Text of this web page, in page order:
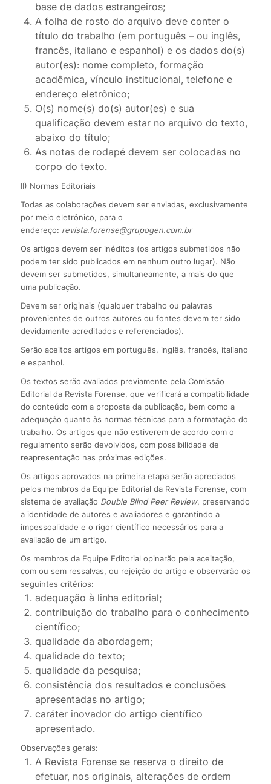
base de dados estrangeiros;
A folha de rosto do arquivo deve conter o
título do trabalho (em português – ou inglês,
francês, italiano e espanhol) e os dados do(s)
autor(es): nome completo, formação
acadêmica, vínculo institucional, telefone e
endereço eletrônico;
O(s) nome(s) do(s) autor(es) e sua
qualificação devem estar no arquivo do texto,
abaixo do título;
As notas de rodapé devem ser colocadas no
corpo do texto.
II) Normas Editoriais
Todas as colaborações devem ser enviadas, exclusivamente
por meio eletrônico, para o
endereço: revista.forense@grupogen.com.br
Os artigos devem ser inéditos (os artigos submetidos não
podem ter sido publicados em nenhum outro lugar). Não
devem ser submetidos, simultaneamente, a mais do que
uma publicação.
Devem ser originais (qualquer trabalho ou palavras
provenientes de outros autores ou fontes devem ter sido
devidamente acreditados e referenciados).
Serão aceitos artigos em português, inglês, francês, italiano
e espanhol.
Os textos serão avaliados previamente pela Comissão
Editorial da Revista Forense, que verificará a compatibilidade
do conteúdo com a proposta da publicação, bem como a
adequação quanto às normas técnicas para a formatação do
trabalho. Os artigos que não estiverem de acordo com o
regulamento serão devolvidos, com possibilidade de
reapresentação nas próximas edições.
Os artigos aprovados na primeira etapa serão apreciados
pelos membros da Equipe Editorial da Revista Forense, com
sistema de avaliação Double Blind Peer Review, preservando
a identidade de autores e avaliadores e garantindo a
impessoalidade e o rigor científico necessários para a
avaliação de um artigo.
Os membros da Equipe Editorial opinarão pela aceitação,
com ou sem ressalvas, ou rejeição do artigo e observarão os
seguintes critérios:
adequação à linha editorial;
contribuição do trabalho para o conhecimento
científico;
qualidade da abordagem;
qualidade do texto;
qualidade da pesquisa;
consistência dos resultados e conclusões
apresentadas no artigo;
caráter inovador do artigo científico
apresentado.
Observações gerais:
A Revista Forense se reserva o direito de
efetuar, nos originais, alterações de ordem